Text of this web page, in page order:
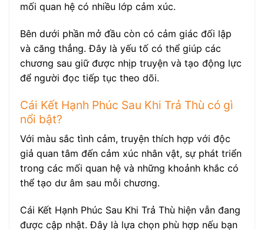
mối quan hệ có nhiều lớp cảm xúc.
Bên dưới phần mở đầu còn có cảm giác đối lập
và căng thẳng. Đây là yếu tố có thể giúp các
chương sau giữ được nhịp truyện và tạo động lực
để người đọc tiếp tục theo dõi.
Cái Kết Hạnh Phúc Sau Khi Trả Thù có gì
nổi bật?
Với màu sắc tình cảm, truyện thích hợp với độc
giả quan tâm đến cảm xúc nhân vật, sự phát triển
trong các mối quan hệ và những khoảnh khắc có
thể tạo dư âm sau mỗi chương.
Cái Kết Hạnh Phúc Sau Khi Trả Thù hiện vẫn đang
được cập nhật. Đây là lựa chọn phù hợp nếu bạn